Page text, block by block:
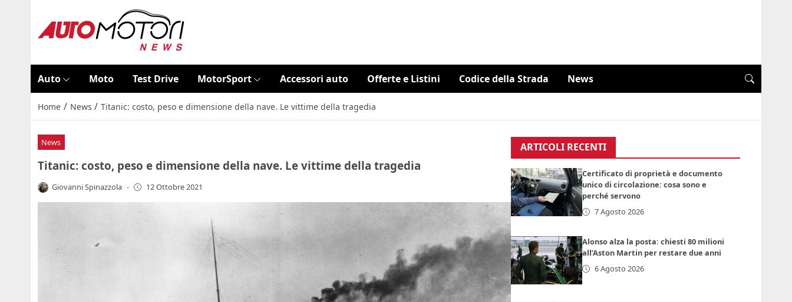
Auto Moto Test Drive MotorSport Accessori auto Offerte e Listini Codice della Strada News
Home / News / Titanic: costo, peso e dimensione della nave. Le vittime della tragedia
News
Titanic: costo, peso e dimensione della nave. Le vittime della tragedia
Giovanni Spinazzola - 12 Ottobre 2021
ARTICOLI RECENTI
Certificato di proprietà e documento
unico di circolazione: cosa sono e
perché servono
7 Agosto 2026
Alonso alza la posta: chiesti 80 milioni
all’Aston Martin per restare due anni
6 Agosto 2026